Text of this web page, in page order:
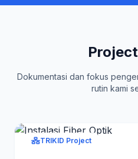
Dokumentasi dan fokus
rutin kami
TRIKID Project